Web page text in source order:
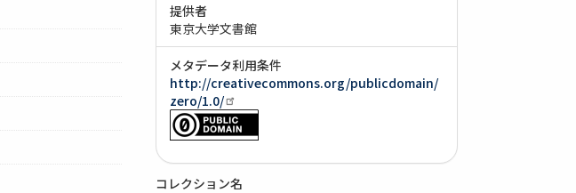
提供者
東京大学文書館
メタデータ利用条件
http://creativecommons.org/publicdomain/
zero/1.0/
コレクション名